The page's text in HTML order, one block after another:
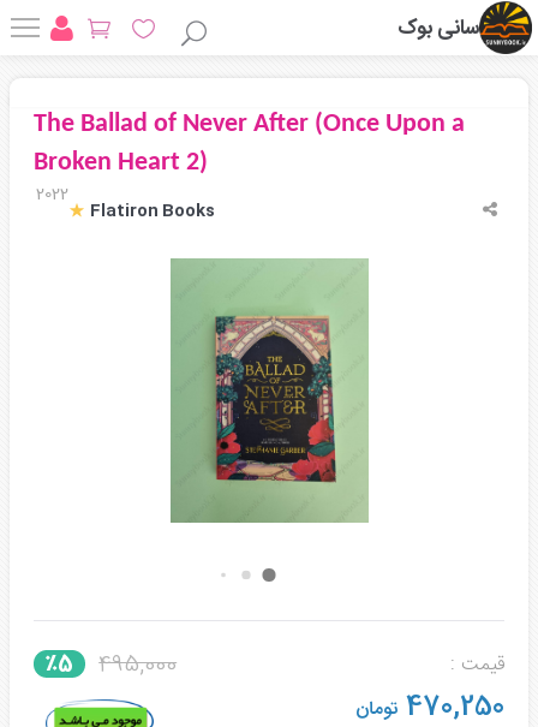
سانی بوک
The Ballad of Never After (Once Upon a
Broken Heart 2)
2022
Flatiron Books
قیمت : 495,000 ٪5
470,250 تومان